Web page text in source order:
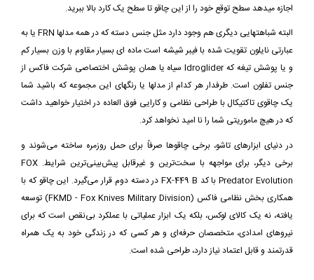
اجازه میدهد سطح توقع خود را از این چاقو تا سطح یک کارد بالا ببرید.
البته شباهتهایی دیگری هم وجود دارد مثل جنس دسته که در همه مدلها FRN یا به
عبارتی نایلون تقویت شده با فیبر شیشه است ماده ای بسیار مقاوم با وزن بسیار کم
و یا پوشش تیغه که Idroglider سیاه یا همان پوشش اختصاصی شرکت فاکس از
جنس تفلون است. طرفدار هر کدام از مدلها یا رنگهای این مجموعه که باشید شما
یک چاقوی تاکتیکال با طراحی نظامی و کارایی فوق العاده در اختیار خواهید داشت
که در هیچ ماموریتی شما را نا امید نخواهد کرد.
در دنیای ابزارهای تاشو، برخی چاقوها صرفاً برای حمل روزمره ساخته می‌شوند و
برخی دیگر، برای مواجهه با سخت‌ترین و غیرقابل پیش‌بینی‌ترین شرایط. FOX
Predator Evolution با کد FX-449 B در دسته دوم قرار می‌گیرد. این چاقو که با
همکاری بخش نظامی فاکس (FKMD - Fox Knives Military Division) توسعه
یافته، نه یک کالای لوکس، بلکه یک ابزار عملیاتی با عملکرد بی‌نقص است که برای
نیروهای امدادی، متخصصان حرفه‌ای و هر کسی که در زندگی خود به یک همراه
قدرتمند و قابل اعتماد نیاز دارد، طراحی شده است.